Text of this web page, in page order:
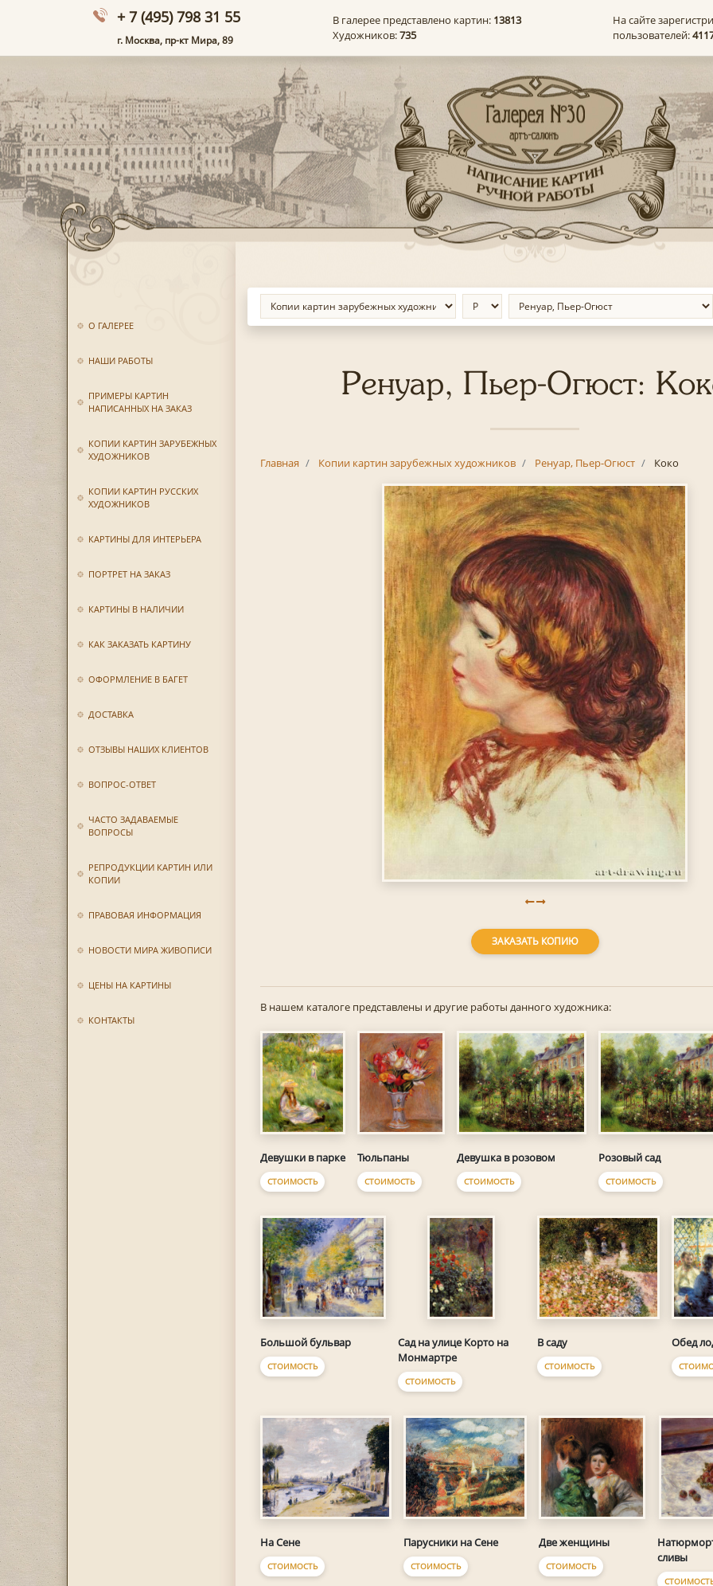
+ 7 (495) 798 31 55
г. Москва, пр-кт Мира, 89
В галерее представлено картин: 13813
Художников:735
На сайте
пользователей:
О ГАЛЕРЕЕ
НАШИ РАБОТЫ
ПРИМЕРЫ КАРТИН
НАПИСАННЫХ НА ЗАКАЗ
КОПИИ КАРТИН ЗАРУБЕЖНЫХ
ХУДОЖНИКОВ
КОПИИ КАРТИН РУССКИХ
ХУДОЖНИКОВ
КАРТИНЫ ДЛЯ ИНТЕРЬЕРА
ПОРТРЕТ НА ЗАКАЗ
КАРТИНЫ В НАЛИЧИИ
КАК ЗАКАЗАТЬ КАРТИНУ
ОФОРМЛЕНИЕ В БАГЕТ
ДОСТАВКА
ОТЗЫВЫ НАШИХ КЛИЕНТОВ
ВОПРОС-ОТВЕТ
ЧАСТО ЗАДАВАЕМЫЕ
ВОПРОСЫ
РЕПРОДУКЦИИ КАРТИН ИЛИ
КОПИИ
ПРАВОВАЯ ИНФОРМАЦИЯ
НОВОСТИ МИРА ЖИВОПИСИ
ЦЕНЫ НА КАРТИНЫ
КОНТАКТЫ
Ренуар, Пьер-Огюст:
Главная Копии картин зарубежных художников Ренуар, Пьер-Огюст Коко
ЗАКАЗАТЬ КОПИЮ
В нашем каталоге представлены и другие работы данного художника:
Девушки в парке
СТОИМОСТЬ
Тюльпаны
СТОИМОСТЬ
Девушка в розовом
СТОИМОСТЬ
Розовый сад
СТОИМОСТЬ
Большой бульвар
СТОИМОСТЬ
Сад на улице Корто на
Монмартре
СТОИМОСТЬ
В саду
СТОИМОСТЬ
Обед
На Сене
СТОИМОСТЬ
Парусники на Сене
СТОИМОСТЬ
Две женщины
СТОИМОСТЬ
сливы